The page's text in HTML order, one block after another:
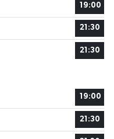
19:00
21:30
21:30
19:00
21:30